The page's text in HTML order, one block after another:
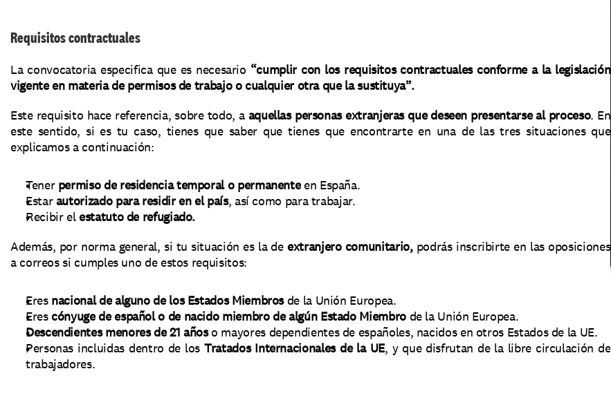
Requisitos contractuales
La convocatoria especifica que es necesario “cumplir con los requisitos contractuales conforme a la legislación
vigente en materia de permisos de trabajo o cualquier otra que la sustituya”.
Este requisito hace referencia, sobre todo, a aquellas personas extranjeras que deseen presentarse al proceso. En
este sentido, si es tu caso, tienes que saber que tienes que encontrarte en una de las tres situaciones que
explicamos a continuación:
Tener permiso de residencia temporal o permanente en España.
Estar autorizado para residir en el país, así como para trabajar.
Recibir el estatuto de refugiado.
Además, por norma general, si tu situación es la de extranjero comunitario, podrás inscribirte en las oposiciones
a correos si cumples uno de estos requisitos:
Eres nacional de alguno de los Estados Miembros de la Unión Europea.
Eres cónyuge de español o de nacido miembro de algún Estado Miembro de la Unión Europea.
Descendientes menores de 21 años o mayores dependientes de españoles, nacidos en otros Estados de la UE.
Personas incluidas dentro de los Tratados Internacionales de la UE, y que disfrutan de la libre circulación de
trabajadores.